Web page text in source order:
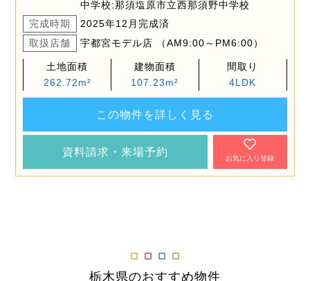
中学校:那須塩原市立西那須野中学校
完成時期
2025年12月完成済
取扱店舗
宇都宮モデル店 （AM9:00～PM6:00）
土地面積
262.72m²
建物面積
107.23m²
間取り
4LDK
この物件を詳しく見る
資料請求・来場予約
お気に入り登録
栃木県のおすすめ物件